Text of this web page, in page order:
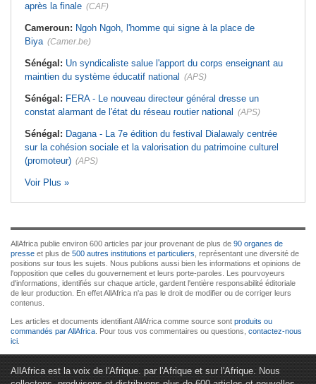
après la finale (CAF)
Cameroun: Ngoh Ngoh, l'homme qui signe à la place de
Biya (Camer.be)
Sénégal: Un syndicaliste salue l'apport du corps enseignant au
maintien du système éducatif national (APS)
Sénégal: FERA - Le nouveau directeur général dresse un
constat alarmant de l'état du réseau routier national (APS)
Sénégal: Dagana - La 7e édition du festival Dialawaly centrée
sur la cohésion sociale et la valorisation du patrimoine culturel
(promoteur) (APS)
Voir Plus »
AllAfrica publie environ 600 articles par jour provenant de plus de 90 organes de
presse et plus de 500 autres institutions et particuliers , représentant une diversité de
positions sur tous les sujets. Nous publions aussi bien les informations et opinions de
l'opposition que celles du gouvernement et leurs porte-paroles. Les pourvoyeurs
d'informations, identifiés sur chaque article, gardent l'entière responsabilité éditoriale
de leur production. En effet AllAfrica n'a pas le droit de modifier ou de corriger leurs
contenus.
Les articles et documents identifiant AllAfrica comme source sont produits ou
commandés par AllAfrica . Pour tous vos commentaires ou questions, contactez-nous
ici
AllAfrica est la voix de l'Afrique. par l'Afrique et sur l'Afrique. Nous